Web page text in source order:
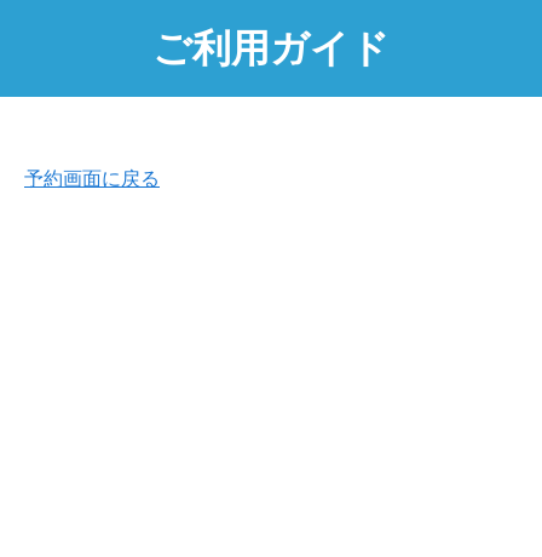
ご利用ガイド
予約画面に戻る